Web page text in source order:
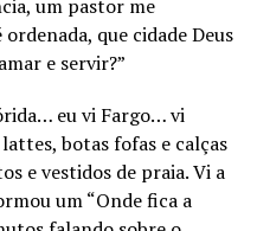
um pastor me
que cidade Deus
e servir?”
eu vi Fargo… vi
botas fofas e calças
e vestidos de praia. Vi a
um “Onde fica a